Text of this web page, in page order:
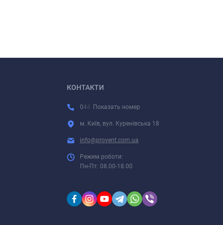
КОНТАКТИ
044 Показать номер
м. Київ, вул. Куренівська 18
info@provent.com.ua
Режим роботи:
Пн-Пт: 08.00-18.00